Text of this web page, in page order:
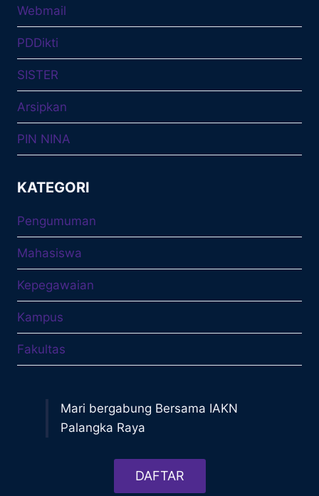
Webmail
PDDikti
SISTER
Arsipkan
PIN NINA
KATEGORI
Pengumuman
Mahasiswa
Kepegawaian
Kampus
Fakultas
Mari bergabung Bersama IAKN
Palangka Raya
DAFTAR